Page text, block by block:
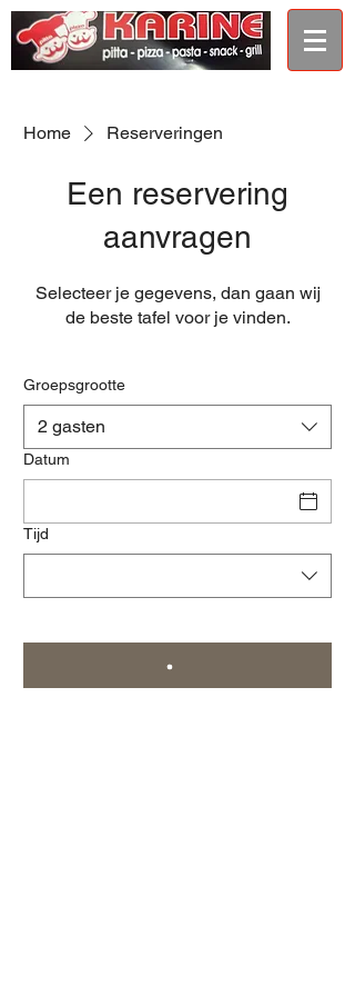
Home Reserveringen
Een reservering
aanvragen
Selecteer je gegevens, dan gaan wij
de beste tafel voor je vinden.
Groepsgrootte
2 gasten
Datum
Tijd